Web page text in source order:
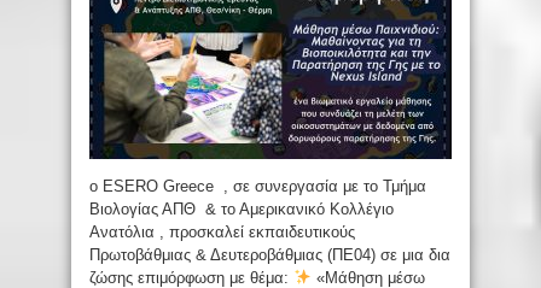
ο ESERO Greece , σε συνεργασία με το Τμήμα
Βιολογίας ΑΠΘ & το Αμερικανικό Κολλέγιο
Ανατόλια , προσκαλεί εκπαιδευτικούς
Πρωτοβάθμιας & Δευτεροβάθμιας (ΠΕ04) σε μια δια
ζώσης επιμόρφωση με θέμα:
«Μάθηση μέσω